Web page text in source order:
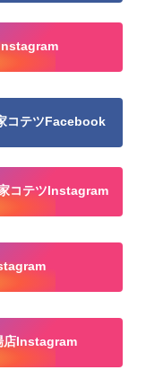
コテツFacebook
コテツInstagram
店Instagram